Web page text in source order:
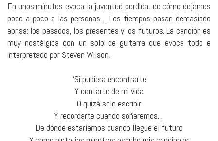
En unos minutos evoca la juventud perdida, de cómo dejamos
poco a poco a las personas… Los tiempos pasan demasiado
aprisa: los pasados, los presentes y los futuros. La canción es
muy nostálgica con un solo de guitarra que evoca todo e
interpretado por Steven Wilson.
“Si pudiera encontrarte
Y contarte de mi vida
O quizá solo escribir
Y recordarte cuando soñaremos…
De dónde estaríamos cuando llegue el futuro